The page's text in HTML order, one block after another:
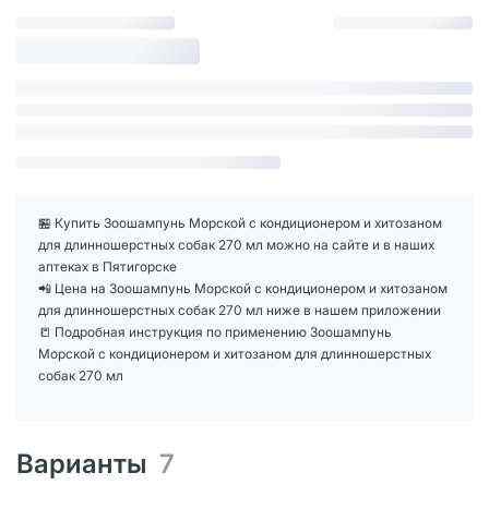
🏪 Купить Зоошампунь Морской с кондиционером и хитозаном
для длинношерстных собак 270 мл можно на сайте и в наших
аптеках в Пятигорске
📲 Цена на Зоошампунь Морской с кондиционером и хитозаном
для длинношерстных собак 270 мл ниже в нашем приложении
📒 Подробная инструкция по применению Зоошампунь
Морской с кондиционером и хитозаном для длинношерстных
собак 270 мл
Варианты 7